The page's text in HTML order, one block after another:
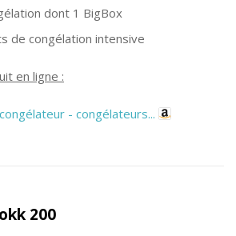
dont 1 BigBox
de congélation intensive
en ligne :
- congélateurs...
200